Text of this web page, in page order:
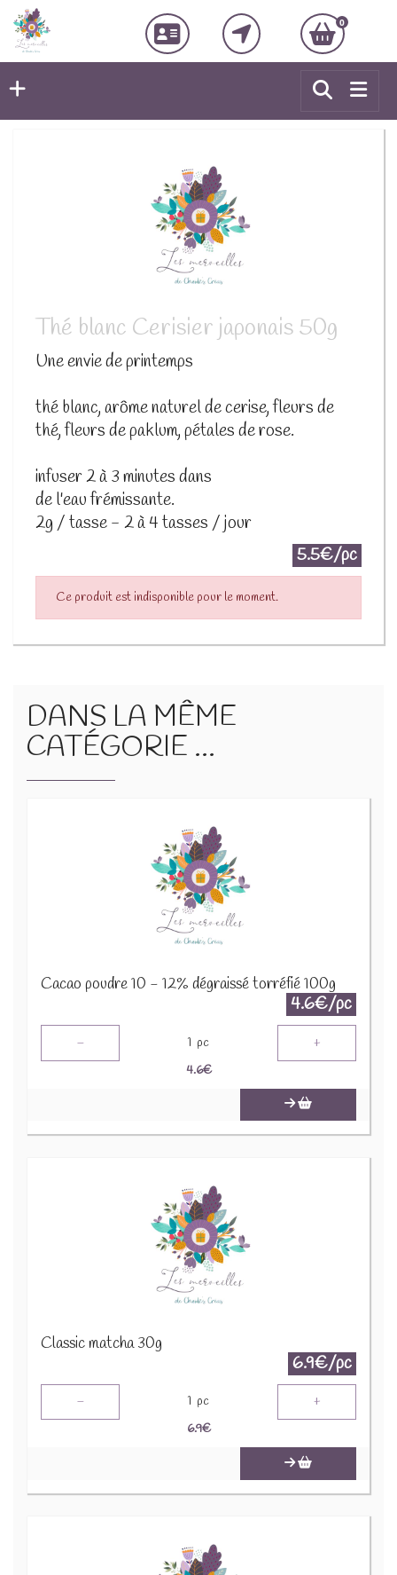
0
Thé blanc Cerisier japonais 50g
Une envie de printemps
thé blanc, arôme naturel de cerise, fleurs de
thé, fleurs de paklum, pétales de rose.
infuser 2 à 3 minutes dans
de l'eau frémissante.
2g / tasse - 2 à 4 tasses / jour
5.5€/pc
Ce produit est indisponible pour le moment.
DANS LA MÊME
CATÉGORIE ...
Cacao poudre 10 - 12% dégraissé torréfié 100g
4.6€/pc
- 1 pc +
4.6€
Classic matcha 30g
6.9€/pc
- 1 pc +
6.9€